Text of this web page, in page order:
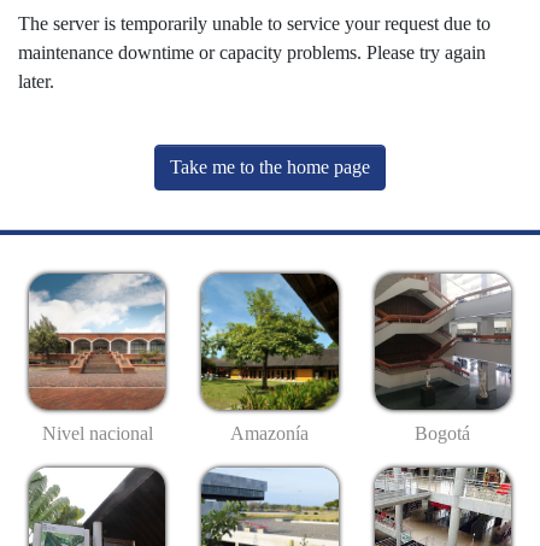
The server is temporarily unable to service your request due to
maintenance downtime or capacity problems. Please try again
later.
Take me to the home page
Nivel nacional Amazonía Bogotá